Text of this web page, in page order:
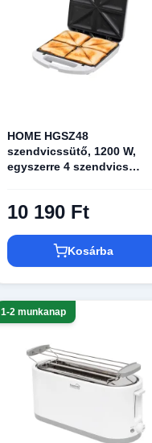
HOME HGSZ48
szendvicssütő, 1200 W,
egyszerre 4 szendvics
10 190 Ft
Kosárba
1-2 munkanap